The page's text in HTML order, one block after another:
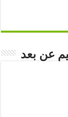
عن بعد